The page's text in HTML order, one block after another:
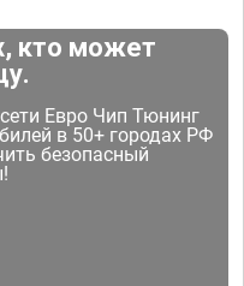
кто может
Евро Чип Тюнинг
в 50+ городах РФ
безопасный